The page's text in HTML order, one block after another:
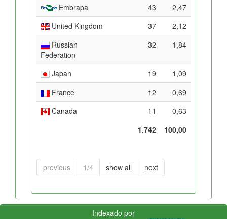
Embrapa
43
2,47
United Kingdom
37
2,12
Russian
Federation
32 1,84
Japan 19
1,09
France
12
0,69
Canada
11
0,63
1.742
100,00
previous 1/4 show all next
Indexado por